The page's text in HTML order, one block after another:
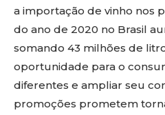
a importação de vinho nos
do ano de 2020 no Brasil
somando 43 milhões de
oportunidade para o
diferentes e ampliar seu
promoções prometem